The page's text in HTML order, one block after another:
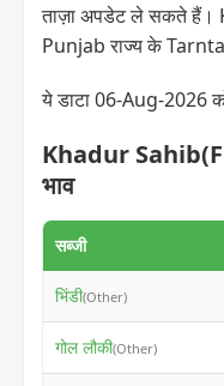
ताज़ा अपडेट ले सकते हैं।
Punjab राज्य के
ये डाटा 06-Aug-2026
Khadur
भाव
सब्जी
भिंडी(Other)
गोल लौकी(Other)